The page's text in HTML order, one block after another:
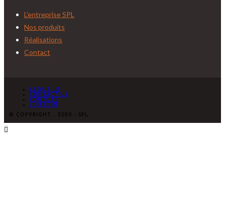
L'entreprise SPL
Nos produits
Réalisations
Contact
ABOUT US
CONTACT US
YOUTUBE
LINKEDIN
© COPYRIGHT - 2020 - SPL